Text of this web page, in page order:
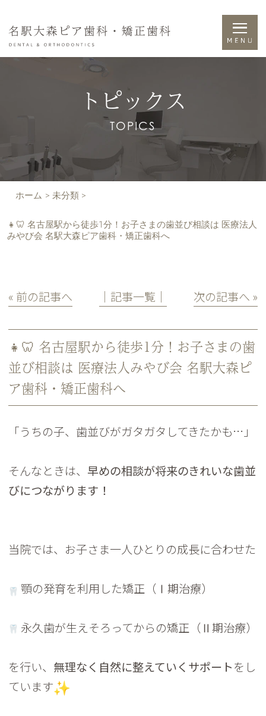
トピックス
TOPICS
ホーム > 未分類 >
👧🦷 名古屋駅から徒歩1分！お子さまの歯並び相談は 医療法人
みやび会 名駅大森ピア歯科・矯正歯科へ
« 前の記事へ │記事一覧│ 次の記事へ »
👧🦷 名古屋駅から徒歩1分！お子さまの歯
並び相談は 医療法人みやび会 名駅大森ピ
ア歯科・矯正歯科へ
「うちの子、歯並びがガタガタしてきたかも…」
そんなときは、 早めの相談が将来のきれいな歯並
びにつながります ！
当院では、お子さま一人ひとりの成長に合わせた
顎の発育を利用した矯正（Ⅰ期治療）
永久歯が生えそろってからの矯正（Ⅱ期治療）
を行い、 無理なく自然に整えていくサポートをし
ています